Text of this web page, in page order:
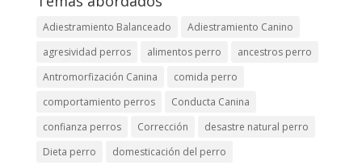
Adiestramiento Balanceado
Adiestramiento Canino
agresividad perros
alimentos perro
ancestros perro
Antromorfización Canina
comida perro
comportamiento perros
Conducta Canina
confianza perros
Corrección
desastre natural perro
Dieta perro
domesticación del perro